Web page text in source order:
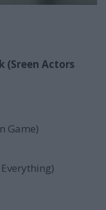
(Sreen Actors
Game)